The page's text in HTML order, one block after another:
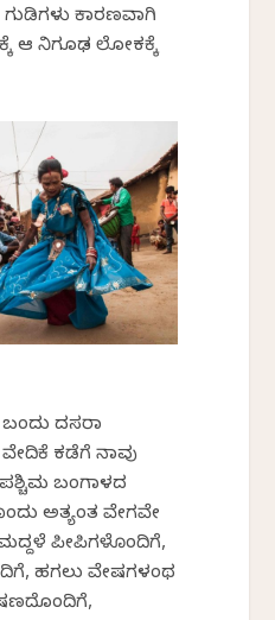
ಕಾರಣವಾಗಿ
ಆ ನಿಗೂಢ ಲೋಕಕ್ಕೆ
ದಸರಾ
ಕಡೆಗೆ ನಾವು
ಬಂಗಾಳದ
ಅತ್ಯಂತ ವೇಗವೇ
ಪೀಪಿಗಳೊಂದಿಗೆ,
ಹಗಲು ವೇಷಗಳಂಥ